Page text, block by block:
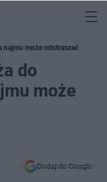
najmu może odstraszać
do
może
Dodaj do Google